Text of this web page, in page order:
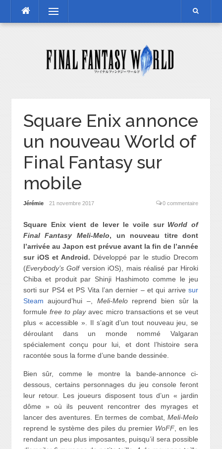
content
Menu
Square Enix annonce
un nouveau World of
Final Fantasy sur
mobile
Jérémie 21 novembre 2017 0 commentaire
Square Enix vient de lever le voile sur World of
Final Fantasy Meli-Melo, un nouveau titre dont
l’arrivée au Japon est prévue avant la fin de l’année
sur iOS et Android. Développé par le studio Drecom
(Everybody’s Golfversion iOS), mais réalisé par Hiroki
Chiba et produit par Shinji Hashimoto comme le jeu
sorti sur PS4 et PS Vita l’an dernier – et qui arrivesur
Steam aujourd’hui –, Meli-Meloreprend bien sûr la
formulefree to playavec micro transactions et se veut
plus « accessible ». Il s’agit d’un tout nouveau jeu, se
déroulant dans un monde nommé Valgaran
spécialement conçu pour lui, et dont l’histoire sera
racontée sous la forme d’une bande dessinée.
Bien sûr, comme le montre la bande-annonce ci-
dessous, certains personnages du jeu console feront
leur retour. Les joueurs disposent tous d’un « jardin
dôme » où ils peuvent rencontrer des myrages et
lancer des aventures. En termes de combat,Meli-Melo
reprend le système des piles du premier WoFF , en les
rendant un peu plus imposantes, puisqu’il sera possible